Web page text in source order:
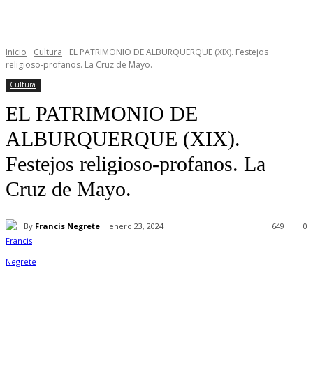
Inicio Cultura
EL PATRIMONIO DE ALBURQUERQUE (XIX). Festejos
religioso-profanos. La Cruz de Mayo.
Cultura
EL PATRIMONIO DE
ALBURQUERQUE (XIX).
Festejos religioso-profanos. La
Cruz de Mayo.
By Francis Negrete enero 23, 2024 0
649